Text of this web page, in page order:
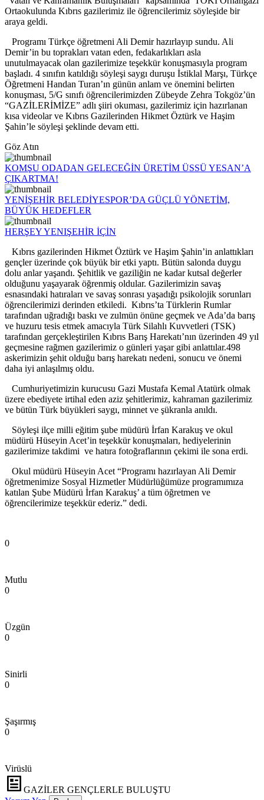
Ortaokulunda Kıbrıs gazilerimiz ile öğrencilerimiz söyleşide bir
araya geldi.
Programı Türkçe öğretmeni Ali Demir hazırlayıp sundu. Ali
Demir’in bu toprakları vatan eden, fedakarlıkları asla
unutulmayacak olan gazilerimize teşekkür konuşmasıyla program
başladı. 4 sınıfın katıldığı söyleşi saygı duruşu İstiklal Marşı, Türkçe
Öğretmeni Handan Turan’ın günün anlam ve önemini belirten
konuşması, 5/G sınıfı öğrencilerimizden Zübeyde Zehra Tokgöz’ün
“GAZİLERİMİZE” adlı şiiri okuması, gazilerimiz için hazırlanan
kısa videolar ve Kıbrıs Gazilerinden Hikmet Öztürk ve Haşim
Şahin’le söyleşi şeklinde devam etti.
Göz Atın
KOMŞU ODADAN GELECEĞİN ÜRETİM ÜSSÜ YESAN’A
ÇIKARTMA!
YENİŞEHİR BELEDİYESPOR’DA GÜÇLÜ YÖNETİM,
BÜYÜK HEDEFLER
HERŞEY YENIŞEHİR İÇİN
Kıbrıs gazilerinden Hikmet Öztürk ve Haşim Şahin’in anlattıkları
gençler üzerinde çok büyük bir etki yaptı. Bütün salonda duygu
dolu anlar yaşandı. Şehitlik ve gaziliğin ne kadar kutsal değerler
olduğunu yaşayarak öğrenmiş oldular. Gazilerimizin savaş
esnasındaki hatıraları ve savaş sonrası yaşadığı psikolojik sorunları
öğrencilerimizi derinden etkiledi. Kıbrıs’ta Türklerin Rumlar
tarafından uğradığı baskı ve zulmün önüne geçmek ve Ada’da barış
ve huzuru tesis etmek amacıyla Türk Silahlı Kuvvetleri (TSK)
tarafından gerçekleştirilen Kıbrıs Barış Harekatı’nın üzerinden 49 yıl
geçmesine rağmen gazilerimiz o günleri yaşar gibi anlattılar.498
askerimizin şehit olduğu barış harekatı nedeni, sonucu ve önemi
daha iyi anlaşılmış oldu.
Cumhuriyetimizin kurucusu Gazi Mustafa Kemal Atatürk olmak
üzere ebediyete irtihal eden aziz şehitlerimiz, kahraman gazilerimiz
ve bütün Türk büyükleri saygı, minnet ve şükranla anıldı.
Söyleşi ilçe milli eğitim şube müdürü İrfan Karakuş ve okul
müdürü Hüseyin Acet’in teşekkür konuşmaları, hediyelerinin
gazilerimize takdimi ve hatıra fotoğraflarının çekimi ile sona erdi.
Okul müdürü Hüseyin Acet “Programı hazırlayan Ali Demir
öğretmenimize Sosyal Hizmetler Müdürlüğümüze programımıza
katılan Şube Müdürü İrfan Karakuş’ a tüm öğretmen ve
öğrencilerimize teşekkür ederiz.” dedi.
0
Mutlu
0
Üzgün
0
Sinirli
0
Şaşırmış
0
Virüslü
GAZİLER GENÇLERLE BULUŞTU